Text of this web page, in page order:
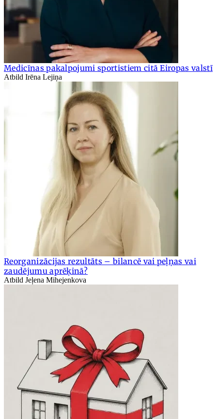
Medicīnas pakalpojumi sportistiem citā Eiropas valstī
Atbild Irēna Lejiņa
Reorganizācijas rezultāts – bilancē vai peļņas vai
zaudējumu aprēķinā?
Atbild Jeļena Mihejenkova